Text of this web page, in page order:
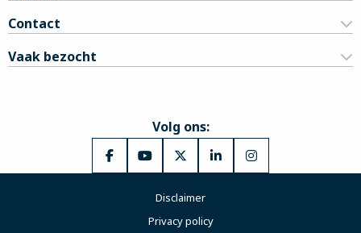
Contact
Vaak bezocht
Volg ons:
Ga
Facebook
Ga
YouTube
Ga
X
Ga
Ga
Disclaimer
Privacy policy